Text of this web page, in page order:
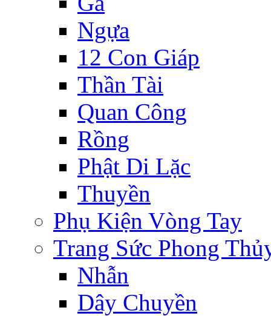
Ngựa
12 Con Giáp
Thần Tài
Quan Công
Rồng
Phật Di Lặc
Thuyền
Phụ Kiện Vòng Tay
Trang Sức Phong
Nhẫn
Dây Chuyền